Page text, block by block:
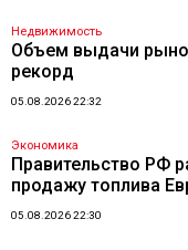
Недвижимость
Объем выдачи
рекорд
05.08.2026 22:32
Экономика
Правительство РФ
продажу топлива
05.08.2026 22:30